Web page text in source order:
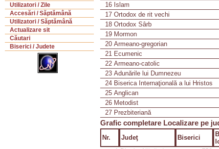
Utilizatori / Zile
Accesări / Săptămână
Utilizatori / Săptămână
Actualizare sit
Căutari
Biserici / Judete
16 Islam
17 Ortodox de rit vechi
18 Ortodox Sârb
19 Mormon
20 Armeano-gregorian
21 Ecumenic
22 Armeano-catolic
23 Adunările lui Dumnezeu
24 Biserica Internaţională a lui Hristos
25 Anglican
26 Metodist
27 Prezbiteriană
Grafic completare Localizare pe
Nr. Judeţ Biserici